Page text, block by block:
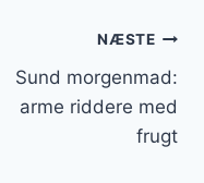
NÆSTE
Sund morgenmad:
arme riddere med
frugt